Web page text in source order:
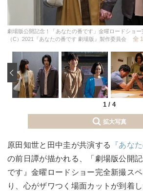
劇場版公開記念！「あなたの番です」金曜ロードショー
（C）2021『あなたの番です 劇場版』製作委員会
全
1 / 4
‹
拡大写真
原田知世と田中圭が共演する
『あな
の前日譚が描かれる、「劇場版公開
です』金曜ロードショー完全新撮ス
り、心がザワつく場面カットが到着し